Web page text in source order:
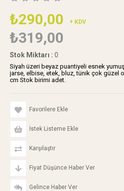
₺290,00 + KDV
₺319,00
Stok Miktarı : 0
Siyah üzeri beyaz puantiyeli esnek
jarse, elbise, etek, bluz, tünik çok güzel
cm Stok birimi adet.
Favorilere Ekle
İstek Listeme Ekle
Karşılaştır
Fiyat Düşünce Haber Ver
Gelince Haber Ver